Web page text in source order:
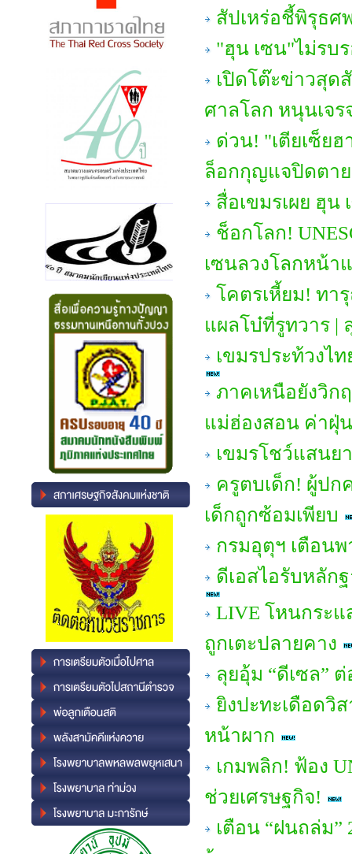
สัปเหร่อชี้พิรุธศ
"ฮุน เซน"ไม่รบ
เปิดโต๊ะข่าวสุด
ศาลโลก หนุนเจร
ด่วน! "เตียเซ็ย
ล็อกกุญแจปิดตา
สื่อเขมรเผย ฮุน
ช็อกโลก!
เซนลวงโลกหน้า
โคตรเหี้ยม! ทา
แผลโบ๋ที่รูทวาร |
เขมรประท้วงไ
ภาคเหนือยังวิก
แม่ฮ่องสอน ค่าฝุ่
เขมรโชว์แสนย
ครูตบเด็ก! ผู้ปก
เด็กถูกซ้อมเพียบ
กรมอุตุฯ เตือน
ดีเอสไอรับหลัก
LIVE โหนกระ
ถูกเตะปลายคาง
ลุยอุ้ม “ดีเซล”
ยิงปะทะเดือดวิ
หน้าผาก
เกมพลิก! ฟ้อง
ช่วยเศรษฐกิจ!
เตือน “ฝนถล่ม”